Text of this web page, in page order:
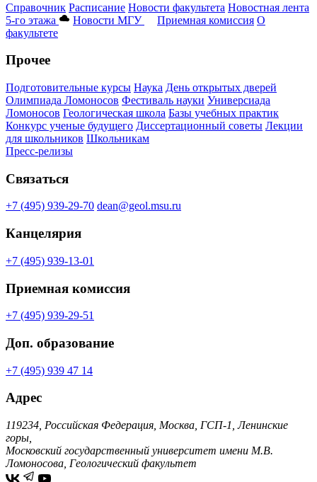
Справочник Расписание Новости факультета Новостная лента
5-го этажа
Новости МГУ Приемная комиссия О
факультете
Прочее
Подготовительные курсы Наука День открытых дверей
Олимпиада Ломоносов Фестиваль науки Универсиада
Ломоносов Геологическая школа Базы учебных практик
Конкурс ученые будущего Диссертационный советы Лекции
для школьников Школьникам
Пресс-релизы
Связаться
+7 (495) 939-29-70 dean@geol.msu.ru
Канцелярия
+7 (495) 939-13-01
Приемная комиссия
+7 (495) 939-29-51
Доп. образование
+7 (495) 939 47 14
Адрес
119234, Российская Федерация, Москва, ГСП-1, Ленинские
горы,
Московский государственный университет имени М.В.
Ломоносова, Геологический факультет